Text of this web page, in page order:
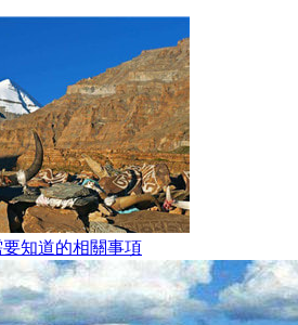
知道的相關事項